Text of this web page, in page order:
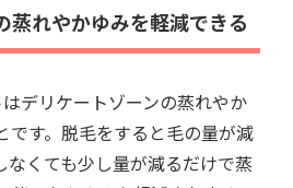
蒸れやかゆみを軽減できる
デリケートゾーンの蒸れやか
です。脱毛をすると毛の量が減
なくても少し量が減るだけで蒸